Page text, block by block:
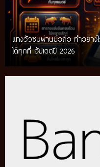
แทงวัวชนผ่านมือถือ ทำอย่างไ
ได้ทุกที่ อัปเดตปี 2026